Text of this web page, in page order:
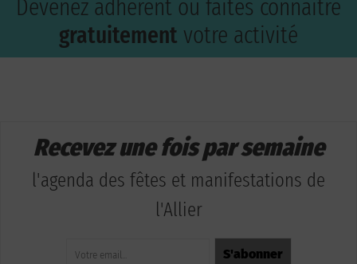
Devenez adhérent ou faites connaître
gratuitement votre activité
Recevez une fois par semaine
l'agenda des fêtes et manifestations de
l'Allier